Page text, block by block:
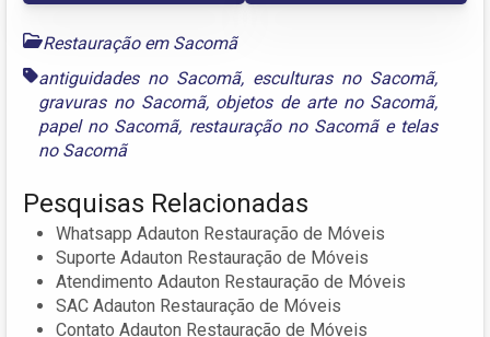
Restauração em Sacomã
antiguidades no Sacomã, esculturas no Sacomã,
gravuras no Sacomã, objetos de arte no Sacomã,
papel no Sacomã, restauração no Sacomãe telas
no Sacomã
Pesquisas Relacionadas
Whatsapp Adauton Restauração de Móveis
Suporte Adauton Restauração de Móveis
Atendimento Adauton Restauração de Móveis
SAC Adauton Restauração de Móveis
Contato Adauton Restauração de Móveis